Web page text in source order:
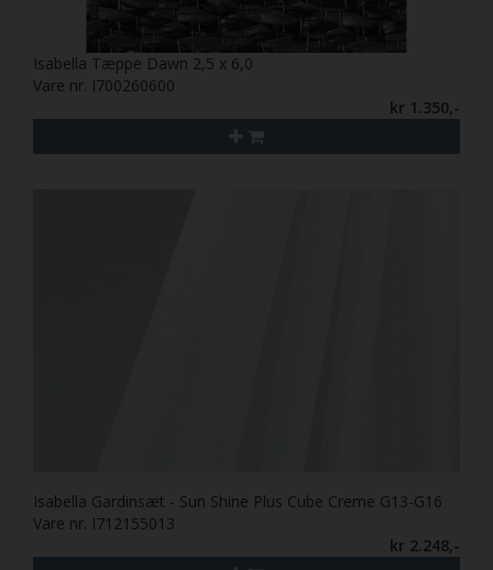
Isabella Tæppe Dawn 2,5 x 6,0
Vare nr. I700260600
kr 1.350,-
Isabella Gardinsæt - Sun Shine Plus Cube Creme G13-G16
Vare nr. I712155013
kr 2.248,-